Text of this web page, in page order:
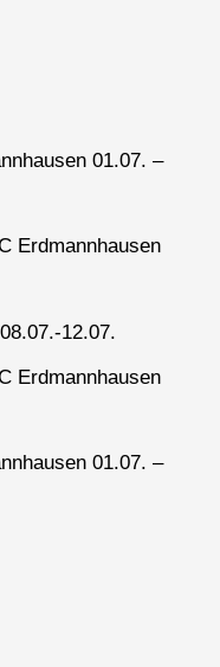
01.07. –
Erdmannhausen
12.07.
Erdmannhausen
01.07. –